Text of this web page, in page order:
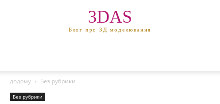
3DAS
Блог про 3Д моделювання
додому Без рубрики
Без рубрики